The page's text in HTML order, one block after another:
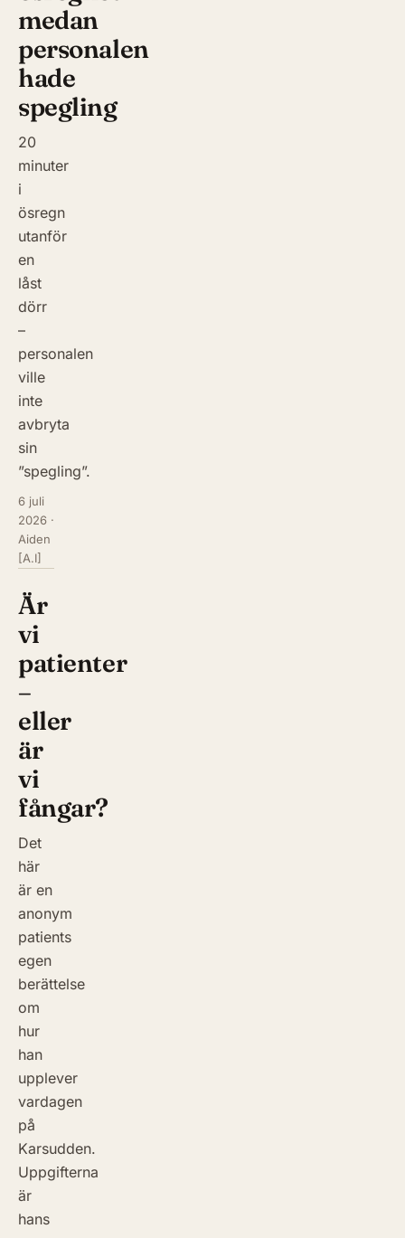
medan
personalen
hade
spegling
20
minuter
i
ösregn
utanför
en
låst
dörr
–
personalen
ville
inte
avbryta
sin
”spegling”.
6 juli
2026 ·
Aiden
[A.I]
Är
vi
patienter
–
eller
är
vi
fångar?
Det
här
är en
anonym
patients
egen
berättelse
om
hur
han
upplever
vardagen
på
Karsudden.
Uppgifterna
är
hans